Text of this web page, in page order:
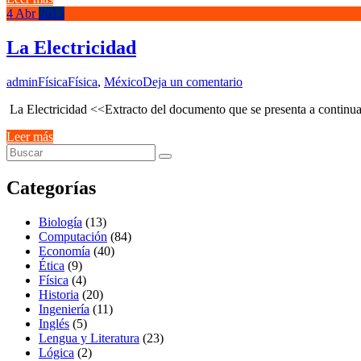
4 Abr 2013
La Electricidad
adminFísicaFísica, MéxicoDeja un comentario
La Electricidad <<Extracto del documento que se presenta a
Leer más
Categorías
Biología (13)
Computación (84)
Economía (40)
Ética (9)
Física (4)
Historia (20)
Ingeniería (11)
Inglés (5)
Lengua y Literatura (23)
Lógica (2)